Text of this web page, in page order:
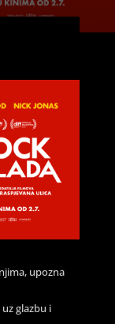
upozna
glazbu i